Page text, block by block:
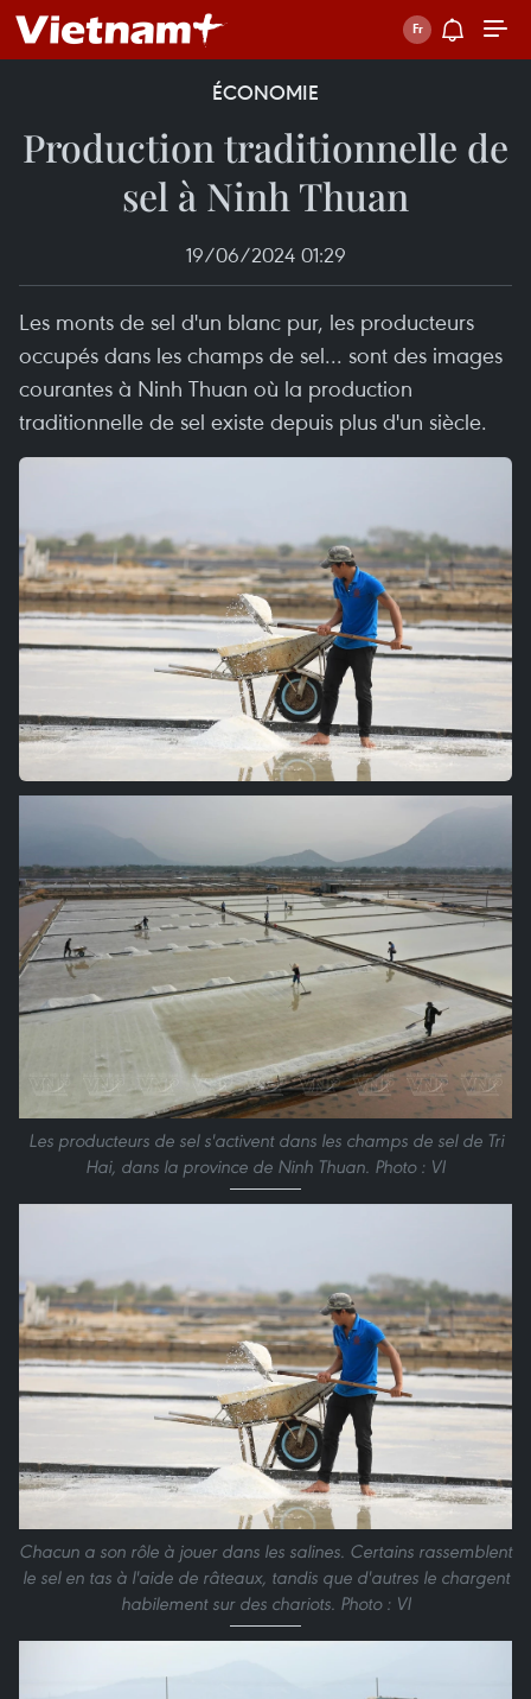
ÉCONOMIE
Production traditionnelle de
sel à Ninh Thuan
19/06/2024 01:29
Les monts de sel d'un blanc pur, les producteurs
occupés dans les champs de sel... sont des images
courantes à Ninh Thuan où la production
traditionnelle de sel existe depuis plus d'un siècle.
Les producteurs de sel s'activent dans les champs de sel de Tri
Hai, dans la province de Ninh Thuan. Photo : VI
Chacun a son rôle à jouer dans les salines. Certains rassemblent
le sel en tas à l'aide de râteaux, tandis que d'autres le chargent
habilement sur des chariots. Photo : VI